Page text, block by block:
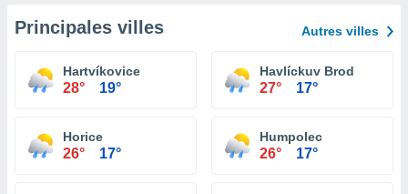
Principales villes Autres villes
Hartvíkovice
28° 19°
Havlíckuv Brod
27° 17°
Horice
26° 17°
Humpolec
26° 17°